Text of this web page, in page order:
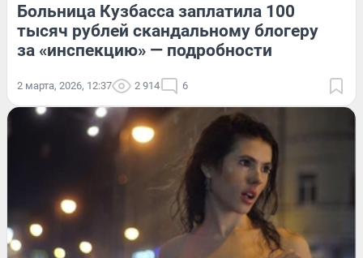
Больница Кузбасса заплатила 100
тысяч рублей скандальному блогеру
за «инспекцию» — подробности
2 марта, 2026, 12:37 2 914 6